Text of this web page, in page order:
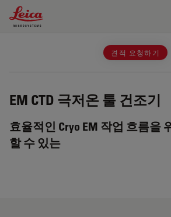
Leica Microsystems Logo
견적 요청하기
EM CTD 극저온 툴 건조기
효율적인 Cryo EM 작업 흐름을
할 수 있는